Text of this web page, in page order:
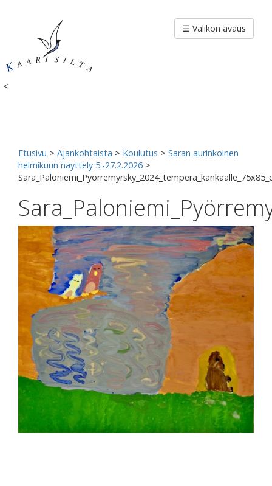
<
☰ Valikon avaus
Etusivu > Ajankohtaista > Koulutus > Saran aurinkoinen
helmikuun näyttely 5.-27.2.2026 >